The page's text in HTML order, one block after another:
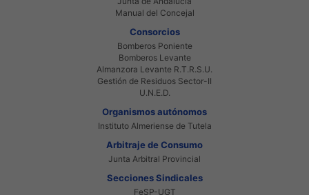
Manual del Concejal
Consorcios
Bomberos Poniente
Bomberos Levante
Almanzora Levante R.T.R.S.U.
Gestión de Residuos Sector-II
U.N.E.D.
Organismos autónomos
Instituto Almeriense de Tutela
Arbitraje de Consumo
Junta Arbitral Provincial
Secciones Sindicales
FeSP-UGT